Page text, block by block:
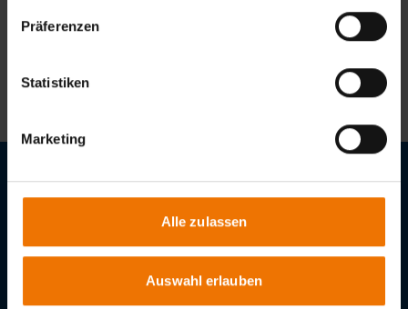
Präferenzen
Statistiken
Marketing
Alle zulassen
Auswahl erlauben
GSI – Gesellschaft für Schweißtechnik International mbH
Niederlassung SLV München